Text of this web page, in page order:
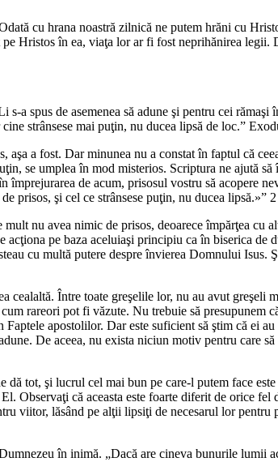
cu hrana noastră zilnică ne putem hrăni cu
Hristos în ea, viaţa lor ar fi fost neprihănirea
a spus de asemenea să adune şi pentru cei
strânsese mai puţin, nu ducea lipsă de loc.”
a fost. Dar minunea nu a constat în faptul că
se umplea în mod misterios. Scriptura ne ajută
de acum, prisosul vostru să acopere
prisos, şi cel ce strânsese puţin, nu ducea lipsă.»”
nu avea nimic de prisos, deoarece împărţea cu
pe baza aceluiaşi principiu ca în biserica
cu multă putere despre învierea Domnului Isus.
Între toate greşelile lor, nu au avut
rareori pot fi văzute. Nu trebuie să presupunem
apostolilor. Dar este suficient să ştim că ei
De aceea, nu exista niciun motiv pentru
tot, şi lucrul cel mai bun pe care-l putem face
Observaţi că aceasta este foarte diferit de orice
viitor, lăsând pe alţii lipsiţi de necesarul lor pentru
în inimă. „Dacă are cineva bunurile lumii